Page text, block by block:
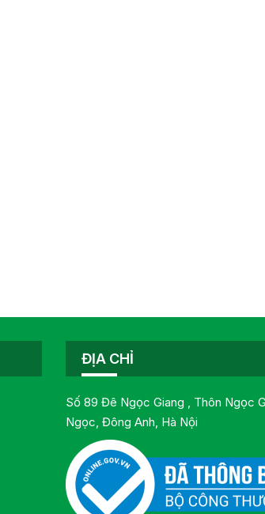
ĐỊA CHỈ
Số 89 Đê Ngọc Giang , Thôn Ngọc
Ngọc, Đông Anh, Hà Nội